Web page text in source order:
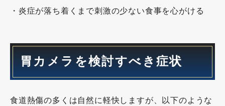
・炎症が落ち着くまで刺激の少ない食事を心がける
胃カメラを検討すべき症状
食道熱傷の多くは自然に軽快しますが、以下のような